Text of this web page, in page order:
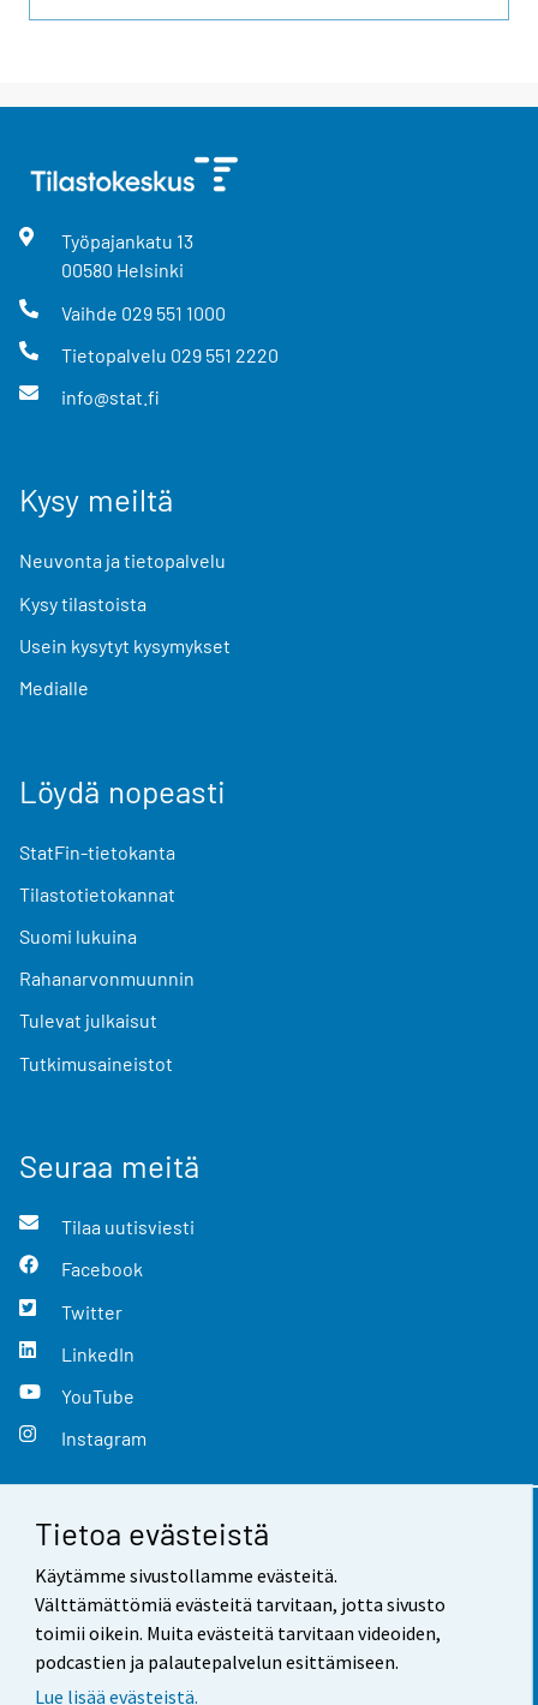
Tietoa evästeistä
Käytämme sivustollamme evästeitä.
Välttämättömiä evästeitä tarvitaan, jotta sivusto
toimii oikein. Muita evästeitä tarvitaan videoiden,
podcastien ja palautepalvelun esittämiseen.
Lue lisää evästeistä.
Työpajankatu 13
00580 Helsinki
Vaihde 029 551 1000
Tietopalvelu 029 551 2220
info@stat.fi
Kysy meiltä
Neuvonta ja tietopalvelu
Kysy tilastoista
Usein kysytyt kysymykset
Medialle
Löydä nopeasti
StatFin-tietokanta
Tilastotietokannat
Suomi lukuina
Rahanarvonmuunnin
Tulevat julkaisut
Tutkimusaineistot
Seuraa meitä
Tilaa uutisviesti
Facebook
Twitter
LinkedIn
YouTube
Instagram
Yhteystiedot
Palaute
Käyttöehdot